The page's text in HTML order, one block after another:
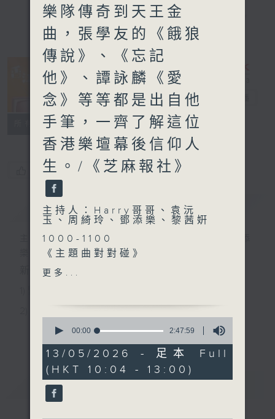
所有集數
香江暖流
FACEBOOK 聯絡
您喜歡這個節目嗎?
簡介 GIST
主持人：Harry哥哥、袁沅玉、周綺玲、鄧添
樂、黎茜姸
新一代長者雜誌節目，內容三部曲 :
3) 暖流熱線 : 關顧長者心靈需要，透過電話1872312，
聆聽老友記心聲
主持：Harry哥哥、周綺玲、鄧添樂、黎茜姸
更多...
最新 LATEST
樂隊傳奇到天王金
曲，張學友的《餓狼
傳說》、《忘記
他》、譚詠麟《愛
念》等等都是出自他
手筆，一齊了解這位
香港樂壇幕後信仰人
生。/《芝麻報社》
主持人：Harry哥哥、袁沅
玉、周綺玲、鄧添樂、黎茜姸
1000-1100
《主題曲對對碰》
《今日大件事》
《極速15秒》
1200-1300
《芝麻報社》
更多...
seconds
2
hours,
47
minutes,
59
seconds
00:00 2:47:59
13/05/2026 - 足本 Full
(HKT 10:04 - 13:00)